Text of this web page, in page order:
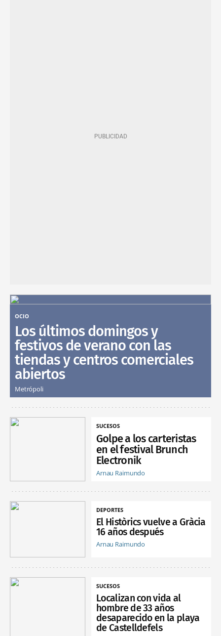
OCIO
Los últimos domingos y
festivos de verano con las
tiendas y centros comerciales
abiertos
Metrópoli
SUCESOS
Golpe a los carteristas
en el festival Brunch
Electronik
Arnau Raimundo
DEPORTES
El Històrics vuelve a Gràcia
16 años después
Arnau Raimundo
SUCESOS
Localizan con vida al
hombre de 33 años
desaparecido en la playa
de Castelldefels